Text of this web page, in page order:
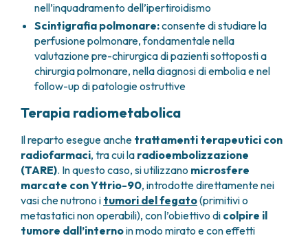
nell’inquadramento dell’ipertiroidismo
Scintigrafia polmonare:consente di studiare la
perfusione polmonare, fondamentale nella
valutazione pre-chirurgica di pazienti sottoposti a
chirurgia polmonare, nella diagnosi di embolia e nel
follow-up di patologie ostruttive
Terapia radiometabolica
Il reparto esegue anche trattamenti terapeutici con
radiofarmaci, tra cui la radioembolizzazione
(TARE). In questo caso, si utilizzano microsfere
marcate con Yttrio-90, introdotte direttamente nei
vasi che nutrono i tumori del fegato(primitivi o
metastatici non operabili), con l’obiettivo di colpire il
tumore dall’internoin modo mirato e con effetti